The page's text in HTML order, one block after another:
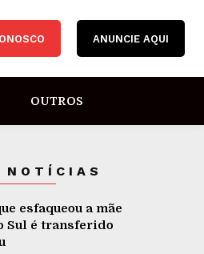
ANUNCIE AQUI
OUTROS
esfaqueou a mãe
Sul é transferido